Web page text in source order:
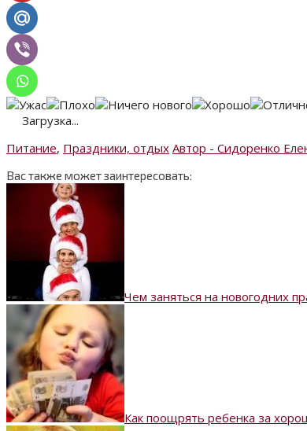
Загрузка...
Питание, Праздники, отдых Автор - Сидоренко
Вас также может заинтересовать:
Чем заняться на новогодних
Как поощрять ребенка за